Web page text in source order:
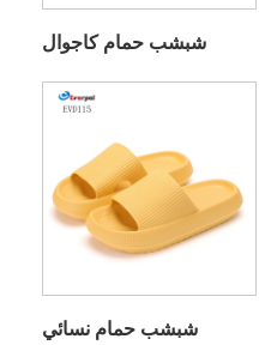
شبشب حمام كاجوال
شبشب حمام نسائي